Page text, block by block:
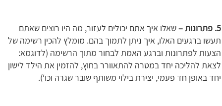
5. פתרונות –
שאלו איך אתם יכולים לעזור, מה היו רוצים שאתם
תעשו ברגעים האלו, איך ניתן לתמוך בהם. מומלץ להכין רשימה של
הצעות לפתרונות וברגע האמת לבחור מתוך הרשימה (לדוגמא:
לצאת להליכה יחד במטרה להתאוורר בחוץ, להזמין את הילד לישון
יחד באופן חד פעמי, יצירת בילוי משותף שובר שגרה וכו‘).